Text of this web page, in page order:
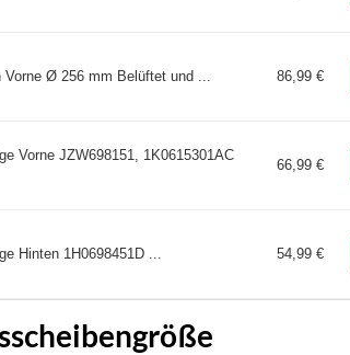
Vorne Ø 256 mm Belüftet und ... 86,99 €
Vorne JZW698151, 1K0615301AC
66,99 €
Hinten 1H0698451D ... 54,99 €